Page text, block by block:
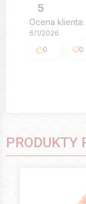
5
Ocena klienta:
6/1/2026
0
0
PRODUKTY